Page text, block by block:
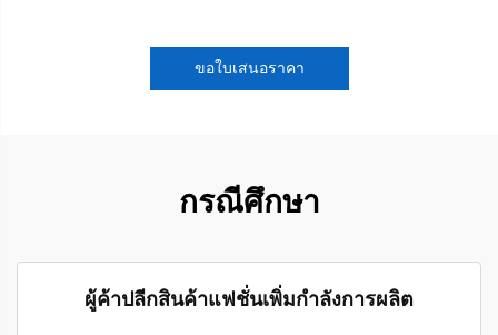
ขอใบเสนอราคา
กรณีศึกษา
ผู้ค้าปลีกสินค้าแฟชั่นเพิ่มกำลังการผลิต